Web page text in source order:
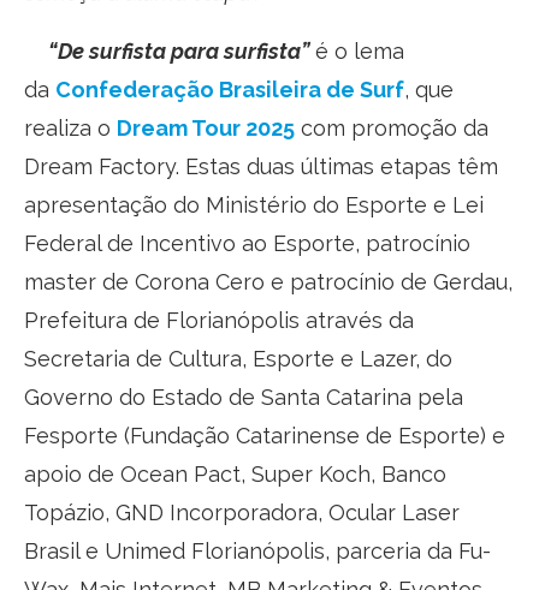
“De surfista para surfista”é o lema
da Confederação Brasileira de Surf, que
realiza o Dream Tour 2025 com promoção da
Dream Factory. Estas duas últimas etapas têm
apresentação do Ministério do Esporte e Lei
Federal de Incentivo ao Esporte, patrocínio
master de Corona Cero e patrocínio de Gerdau,
Prefeitura de Florianópolis através da
Secretaria de Cultura, Esporte e Lazer, do
Governo do Estado de Santa Catarina pela
Fesporte (Fundação Catarinense de Esporte) e
apoio de Ocean Pact, Super Koch, Banco
Topázio, GND Incorporadora, Ocular Laser
Brasil e Unimed Florianópolis, parceria da Fu-